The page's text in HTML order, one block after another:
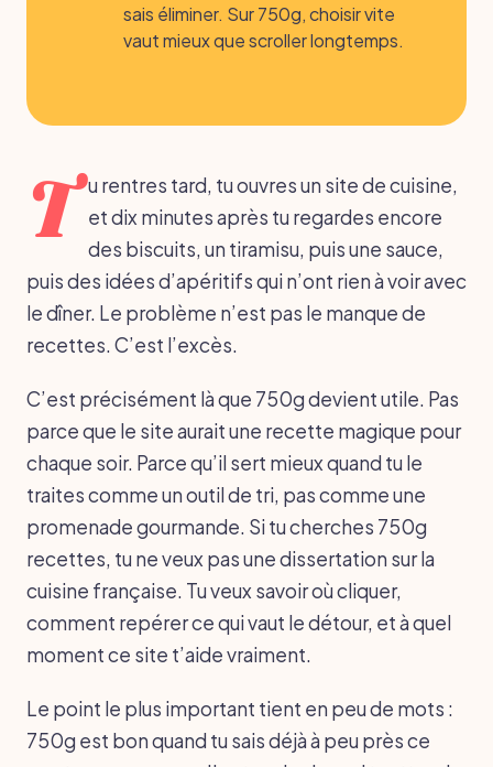
sais éliminer. Sur 750g, choisir vite
vaut mieux que scroller longtemps.
T u rentres tard, tu ouvres un site de cuisine,
et dix minutes après tu regardes encore
des biscuits, un tiramisu, puis une sauce,
puis des idées d’apéritifs qui n’ont rien à voir avec
le dîner. Le problème n’est pas le manque de
recettes. C’est l’excès.
C’est précisément là que 750g devient utile. Pas
parce que le site aurait une recette magique pour
chaque soir. Parce qu’il sert mieux quand tu le
traites comme un outil de tri, pas comme une
promenade gourmande. Si tu cherches 750g
recettes, tu ne veux pas une dissertation sur la
cuisine française. Tu veux savoir où cliquer,
comment repérer ce qui vaut le détour, et à quel
moment ce site t’aide vraiment.
Le point le plus important tient en peu de mots :
750g est bon quand tu sais déjà à peu près ce